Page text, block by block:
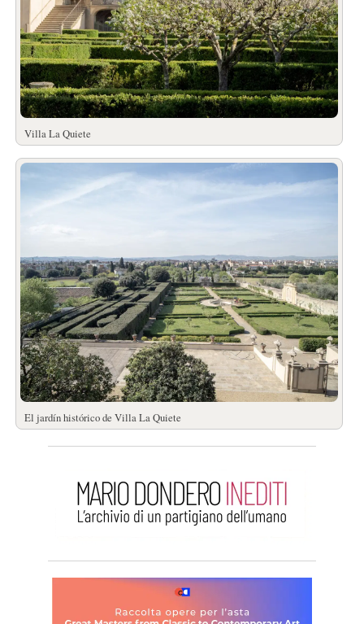
Villa La Quiete
El jardín histórico de Villa La Quiete